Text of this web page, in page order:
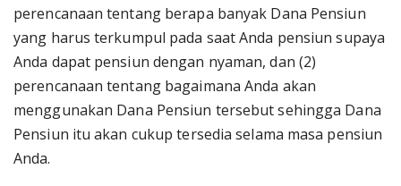
perencanaan tentang berapa banyak Dana Pensiun
yang harus terkumpul pada saat Anda pensiun supaya
Anda dapat pensiun dengan nyaman, dan (2)
perencanaan tentang bagaimana Anda akan
menggunakan Dana Pensiun tersebut sehingga Dana
Pensiun itu akan cukup tersedia selama masa pensiun
Anda.